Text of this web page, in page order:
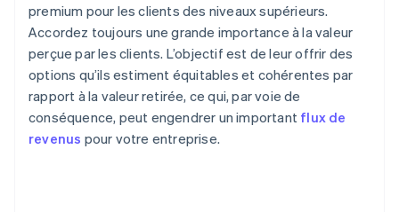
premium pour les clients des niveaux supérieurs.
Accordez toujours une grande importance à la valeur
perçue par les clients. L’objectif est de leur offrir des
options qu’ils estiment équitables et cohérentes par
rapport à la valeur retirée, ce qui, par voie de
conséquence, peut engendrer un important flux de
revenus pour votre entreprise.